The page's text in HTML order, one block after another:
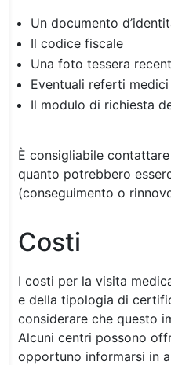
Un documento
Il codice fiscale
Una foto tessera
Eventuali referti
Il modulo di richiesta
È consigliabile
quanto potrebbero
(conseguimento o
Costi
I costi per la visita
e della tipologia di
considerare che questo
Alcuni centri possono
opportuno informarsi in